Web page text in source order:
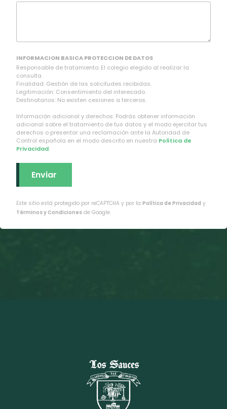
INFORMACION BASICA PROTECCION DE DATOS
Responsable de tratamiento: El colegio elegido al realizar la
consulta.
Finalidad: Gestión de las solicitudes recibidas.
Legitimación: Consentimiento del interesado.
Destinatarios: No existen cesiones a terceros.
Información adicional y derechos: Podrás obtener información
adicional sobre el tratamiento de tus datos y el modo ejercitar tus
derechos o presentar una reclamación ante la Autoridad de
Control española en el modo descrito en nuestra Política de
Privacidad.
Este sitio está protegido por reCAPTCHA y por la Política de Privacidad y
Términos y Condiciones de Google.